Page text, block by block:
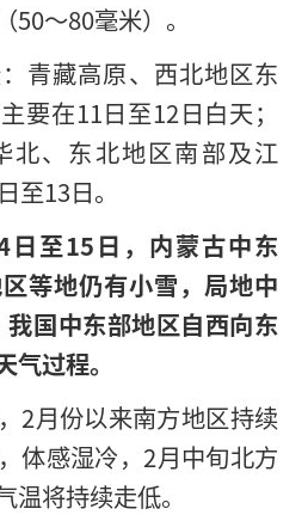
～80毫米）。
青藏高原、西北地区东
要在11日至12日白天；
北、东北地区南部及江
至13日。
日至15日，内蒙古中东
等地仍有小雪，局地中
国中东部地区自西向东
过程。
2月份以来南方地区持续
体感湿冷，2月中旬北方
将持续走低。